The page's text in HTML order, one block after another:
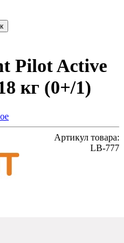
Pilot Active
кг (0+/1)
Артикул товара:
LB-777